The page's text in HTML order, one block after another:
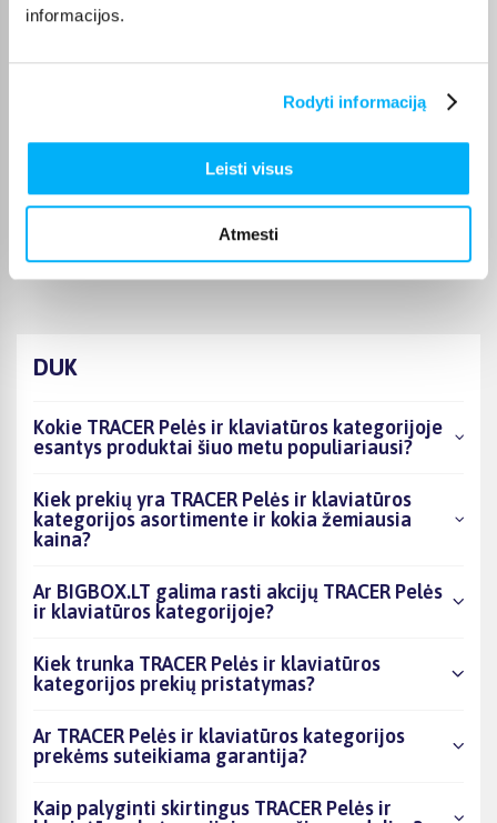
informacijos.
Rodyti informaciją
Leisti visus
Atmesti
Naudoju LG televizoriui valdyti vietoj magic remote-labai patogu
Kokybiška pelė už gerą kainą. Pirkimo procesas greitas ir
DUK
Kokie TRACER Pelės ir klaviatūros kategorijoje
esantys produktai šiuo metu populiariausi?
Kiek prekių yra TRACER Pelės ir klaviatūros
kategorijos asortimente ir kokia žemiausia
kaina?
Ar BIGBOX.LT galima rasti akcijų TRACER Pelės
ir klaviatūros kategorijoje?
Kiek trunka TRACER Pelės ir klaviatūros
kategorijos prekių pristatymas?
Ar TRACER Pelės ir klaviatūros kategorijos
prekėms suteikiama garantija?
Kaip palyginti skirtingus TRACER Pelės ir